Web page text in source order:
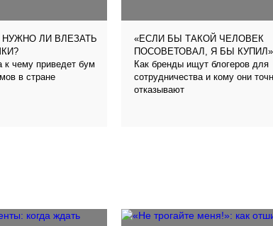
ЛИ ВЛЕЗАТЬ
к чему приведет бум
в стране
«ЕСЛИ БЫ ТАКОЙ ЧЕЛОВЕК
ПОСОВЕТОВАЛ, Я БЫ КУПИЛ»
Как бренды ищут блогеров для
сотрудничества и кому они
отказывают